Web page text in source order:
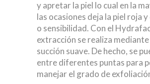
y apretar la piel lo cual en la
las ocasiones deja la piel roja
o sensibilidad. Con el
extracción se realiza mediante
succión suave. De hecho, se
entre diferentes puntas para
manejar el grado de